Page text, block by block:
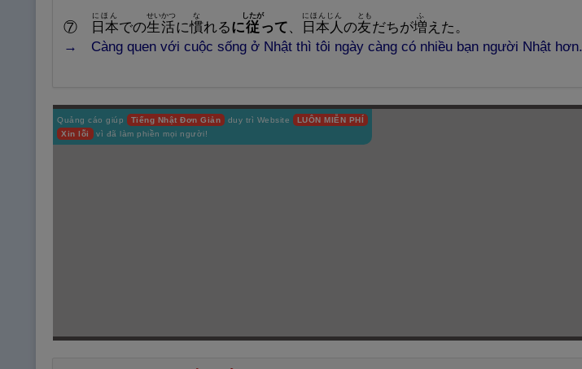
hỏi
⑦ 日 本
にほん
での生活
せいかつ
に慣
な
れるに従
したが
って、 日 本 人
にほんじん
の友
とも
だちが増
ふ
えた。
→ Càngquen với cuộc sống ở Nhật thì tôi ngày càng có nhiều bạn người Nhật hơn.
Quảng cáo giúp Tiếng Nhật Đơn Giản duy trì Website
LUÔN MIỄN PHÍ
Xin lỗi
vì đã làm phiền mọi người!